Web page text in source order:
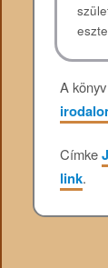
A
Címke
link.